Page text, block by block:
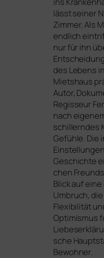
lässt sei­ner
Zimmer. Als
end­lich
nur für ihn
des Lebens
Mietshaus
Autor,
Regisseur
nach
schil­lern­des
Gefühle. Die
Geschichte
chen
Blick auf eine
Umbruch,
Flexibilität
Optimismus
sche
Bewohner.